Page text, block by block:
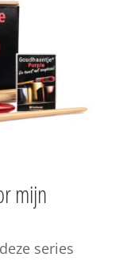
mijn
series